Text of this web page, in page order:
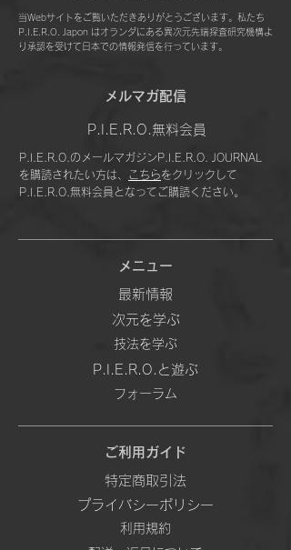
当Webサイトをご覧いただきありがとうございます。私たち
P.I.E.R.O. Japon はオランダにある異次元先端探査研究機構よ
り承認を受けて日本での情報発信を行っています。
​メルマガ配信
P.I.E.R.O.無料会員
P.I.E.R.O.のメールマガジンP.I.E.R.O. JOURNAL
を購読されたい方は、 こちらをクリックして
P.I.E.R.O.無料会員となってご購読ください。
メニュー
最新情報
次元を学ぶ
技法を学ぶ
P.I.E.R.O.と遊ぶ
フォーラム
ご利用ガイド
特定商取引法
プライバシーポリシー
利用規約